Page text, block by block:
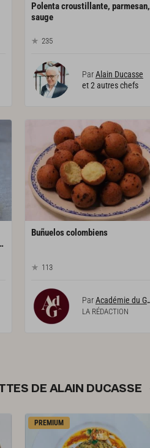
Polenta croustillante, parmesan,
sauge
235
ParAlain Ducasse
et 2 autres chefs
façon tartelette
Buñueloscolombiens
113
ParAcadémie du Goût
LA RÉDACTION
DE ALAIN DUCASSE
PREMIUM